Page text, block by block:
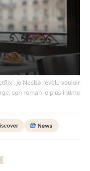
: Jo Nesbø révèle vouloir
son roman le plus intime